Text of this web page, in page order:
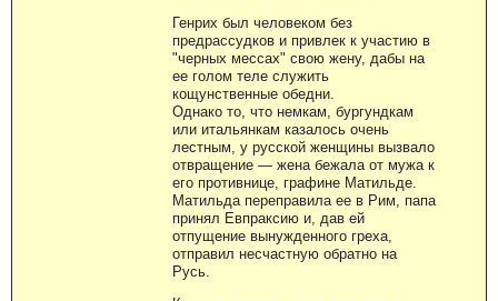
Генрих был человеком без
предрассудков и привлек к участию в
"черных мессах" свою жену, дабы на
ее голом теле служить
кощунственные обедни.
Однако то, что немкам, бургундкам
или итальянкам казалось очень
лестным, у русской женщины вызвало
отвращение — жена бежала от мужа к
его противнице, графине Матильде.
Матильда переправила ее в Рим, папа
принял Евпраксию и, дав ей
отпущение вынужденного греха,
отправил несчастную обратно на
Русь.